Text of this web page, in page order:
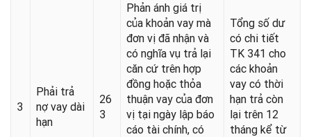
3
Phải trả
nợ vay dài
hạn
26
3
Phản ánh giá trị
của khoản vay mà
đơn vị đã nhận và
có nghĩa vụ trả lại
căn cứ trên hợp
đồng hoặc thỏa
thuận vay của đơn
vị tại ngày lập báo
cáo tài chính, có
Tổng số dư
có chi tiết
TK 341 cho
các khoản
vay có thời
hạn trả còn
lại trên 12
tháng kể từ